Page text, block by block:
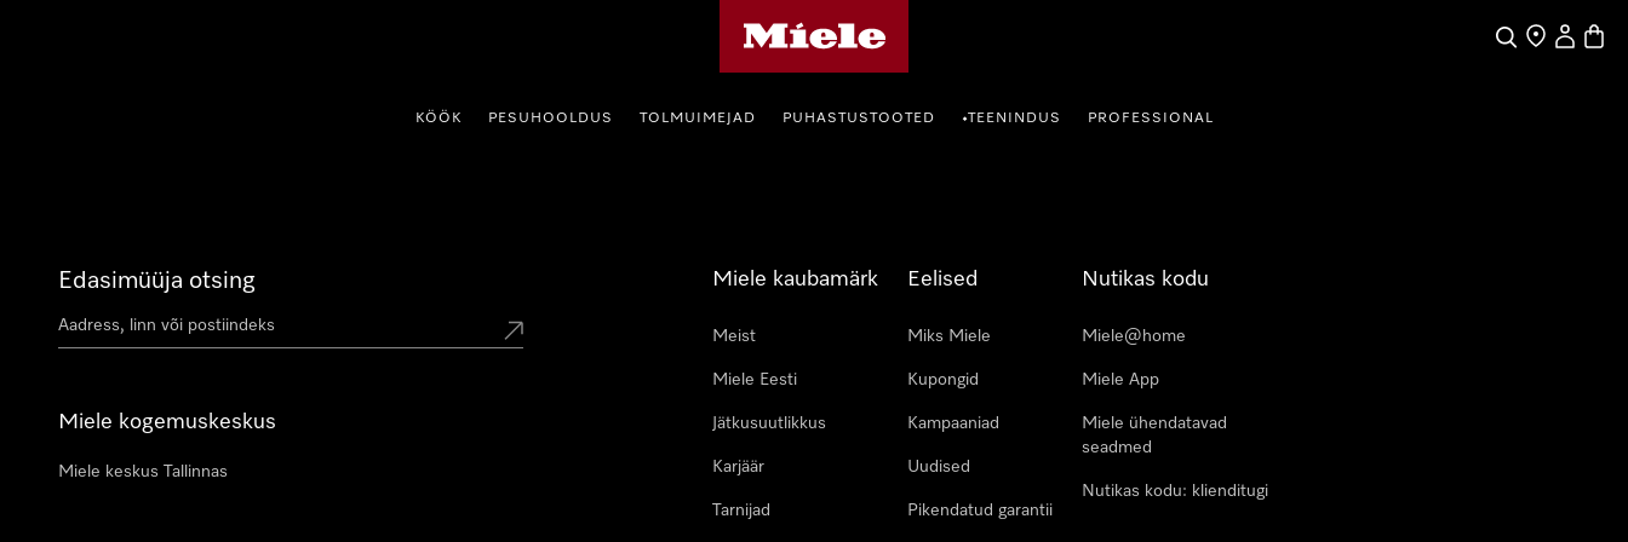
SearchFind a store
My
KÖÖK PESUHOOLDUS TOLMUIMEJAD PUHASTUSTOOTED •TEENINDUS PROFESSIONAL
Edasimüüja otsing
Miele kogemuskeskus
Miele keskus Tallinnas
Miele kaubamärk
Meist
Miele Eesti
Jätkusuutlikkus
Karjäär
Tarnijad
Eelised
Miks Miele
Kupongid
Kampaaniad
Uudised
Pikendatud garantii
Nutikas kodu
Miele@home
Miele App
Miele ühendatavad
seadmed
Nutikas kodu: klienditugi